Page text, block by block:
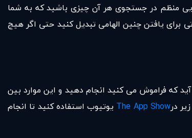
منظم در جستجوی هر آن چیزی باشید که به شما
یافتن چنین الهامی تبدیل کنید حتی اگر هیچ
که فراموش می کنید انجام دهید و این موارد بین
The App Show یوتیوب استفاده کنید تا انجام